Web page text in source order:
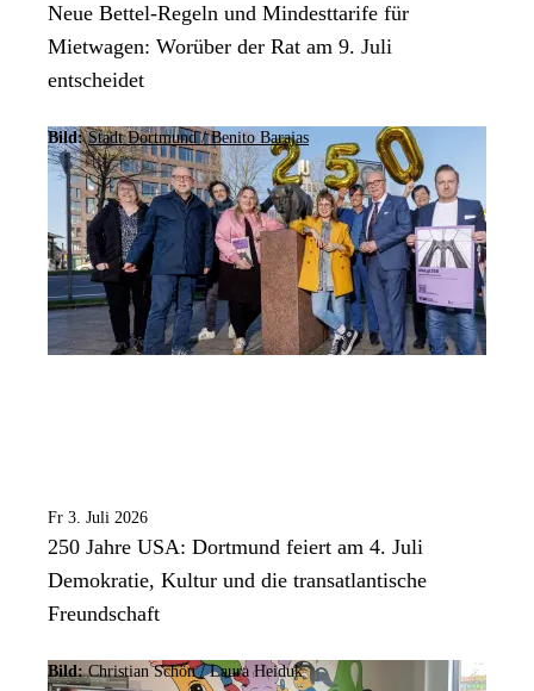
Neue Bettel-Regeln und Mindesttarife für
Mietwagen: Worüber der Rat am 9. Juli
entscheidet
Bild: Stadt Dortmund / Benito Barajas
Fr 3. Juli 2026
250 Jahre USA: Dortmund feiert am 4. Juli
Demokratie, Kultur und die transatlantische
Freundschaft
Bild: Christian Schön / Laura Heiduk